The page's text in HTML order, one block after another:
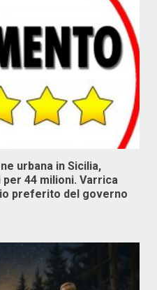
urbana in Sicilia,
44 milioni. Varrica
preferito del governo